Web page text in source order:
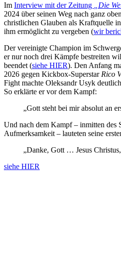
Im Interview mit der Zeitung „Die
2024 über seinen Weg nach ganz
christlichen Glauben als Kraftquelle
ihm ermöglicht zu vergeben (wir
Der vereinigte Champion im
er nur noch drei Kämpfe bestreiten
beendet (siehe HIER). Den Anfang
2026 gegen Kickbox-Superstar Rico
Fight machte Oleksandr Usyk
So erklärte er vor dem Kampf:
„Gott steht bei mir absolut an
Und nach dem Kampf – inmitten des
Aufmerksamkeit – lauteten seine
„Danke, Gott … Jesus
siehe HIER